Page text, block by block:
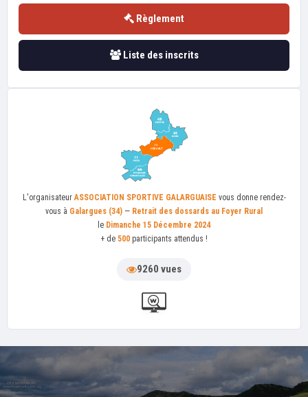
Règlement
Liste des inscrits
L'organisateur ASSOCIATION SPORTIVE GALARGUAISE vous donne rendez-
vous à Galargues (34) — Retrait des dossards au Foyer Rural
le Dimanche 15 Décembre 2024
+ de 500 participants attendus !
9260 vues